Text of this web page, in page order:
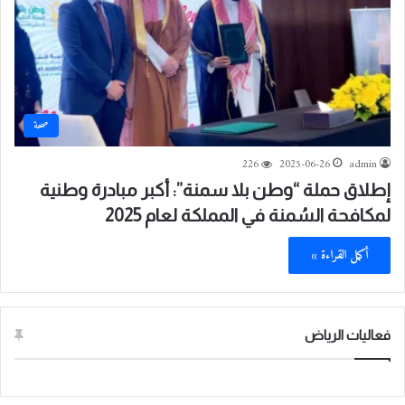
صحة
admin
2025-06-26
226
إطلاق حملة “وطن بلا سمنة”: أكبر مبادرة وطنية
لمكافحة السُمنة في المملكة لعام 2025
أكمل القراءة »
فعاليات الرياض